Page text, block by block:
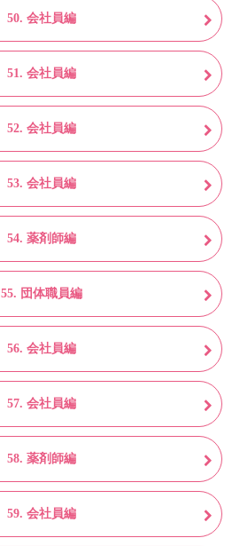
50. 会社員編
51. 会社員編
52. 会社員編
53. 会社員編
54. 薬剤師編
55. 団体職員編
56. 会社員編
57. 会社員編
58. 薬剤師編
59. 会社員編